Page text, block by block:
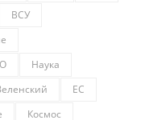
ВСУ
Наука
ЕС
Космос